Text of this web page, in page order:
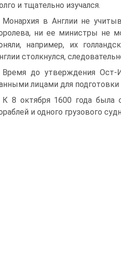
и тщательно изучался.
Монархия в Англии не
ни ее министры не
например, их
столкнулся,
Время до утверждения Ост-
лицами для подготовки
К 8 октября 1600 года была
и одного грузового